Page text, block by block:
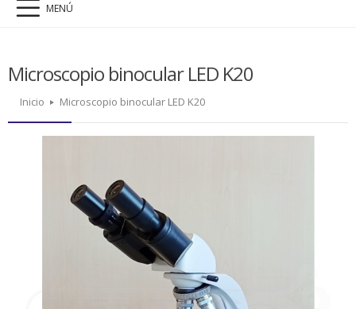
MENÚ
Microscopio binocular LED K20
Inicio Microscopio binocular LED K20